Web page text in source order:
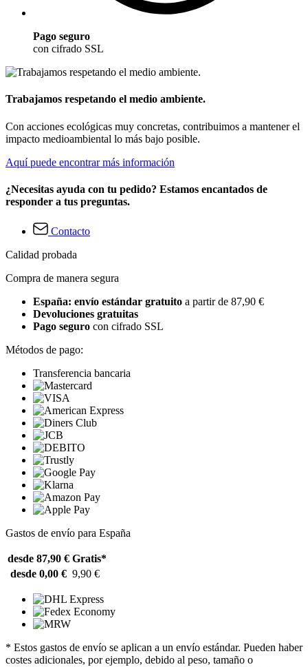
Pago seguro
con cifrado SSL
Trabajamos respetando el medio ambiente.
Con acciones ecológicas muy concretas, contribuimos a mantener el
impacto medioambiental lo más bajo posible.
Aquí puede encontrar más información
¿Necesitas ayuda con tu pedido? Estamos encantados de
responder a tus preguntas.
Contacto
Calidad probada
Compra de manera segura
España: envío estándar gratuito a partir de 87,90 €
Devoluciones gratuitas
Pago seguro con cifrado SSL
Métodos de pago:
Transferencia bancaria
Gastos de envío para España
desde 87,90 € Gratis*
desde 0,00 € 9,90 €
* Estos gastos de envío se aplican a un envío estándar. Pueden haber
costes adicionales, por ejemplo, debido al peso, tamaño o